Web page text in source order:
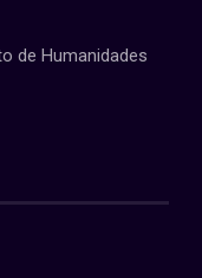
de Humanidades